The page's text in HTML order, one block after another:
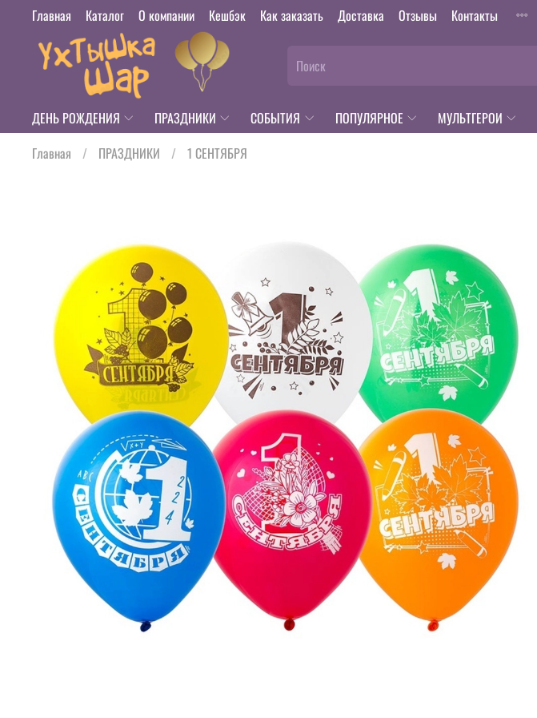
Главная Каталог О компании Кешбэк Как заказать Доставка Отзывы Контакты
ДЕНЬ РОЖДЕНИЯ ПРАЗДНИКИ СОБЫТИЯ ПОПУЛЯРНОЕ МУЛЬТГЕРОИ
Главная
ПРАЗДНИКИ 1 СЕНТЯБРЯ